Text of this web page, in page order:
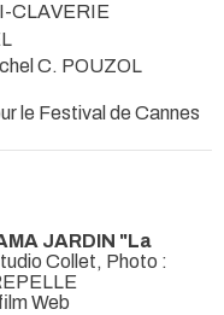
CLAVERIE
C. POUZOL
le Festival de Cannes
JARDIN "La
Collet, Photo :
Web